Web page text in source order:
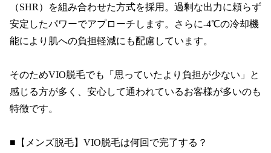
（SHR）を組み合わせた方式を採用。過剰な出力に頼らず
安定したパワーでアプローチします。さらに-4℃の冷却機
能により肌への負担軽減にも配慮しています。
そのためVIO脱毛でも「思っていたより負担が少ない」と
感じる方が多く、安心して通われているお客様が多いのも
特徴です。
■【メンズ脱毛】VIO脱毛は何回で完了する？